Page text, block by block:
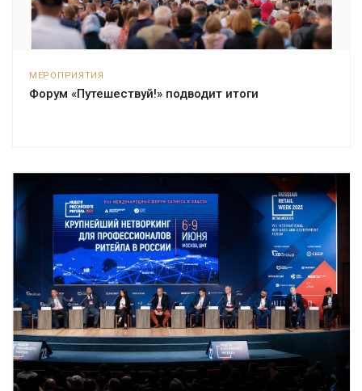
МЕРОПРИЯТИЯ
Форум «Путешествуй!» подводит итоги